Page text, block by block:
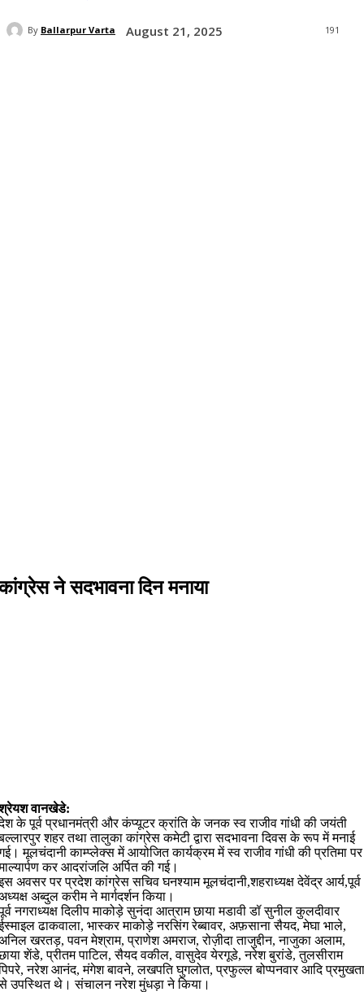
By Ballarpur Varta August 21, 2025 191
ने सदभावना दिन मनाया
वानखेडे:
के पूर्व प्रधानमंत्री और कंप्यूटर क्रांति के जनक स्व राजीव गांधी की जयंती
शहर तथा तालुका कांग्रेस कमेटी द्वारा सदभावना दिवस के रूप में मनाई
मूलचंदानी काम्प्लेक्स में आयोजित कार्यक्रम में स्व राजीव गांधी की प्रतिमा पर
कर आदरांजलि अर्पित की गई।
अवसर पर प्रदेश कांग्रेस सचिव घनश्याम मूलचंदानी,शहराध्यक्ष देवेंद्र आर्य,पूर्व
अब्दुल करीम ने मार्गदर्शन किया।
नगराध्यक्ष दिलीप माकोड़े सुनंदा आत्राम छाया मडावी डॉ सुनील कुलदीवार
ढाकवाला, भास्कर माकोड़े नरसिंग रेब्बावर, अफ़साना सैयद, मेघा भाले,
खरतड़, पवन मेश्राम, प्राणेश अमराज, रोज़ीदा ताजुद्दीन, नाजुका अलाम,
शेंडे, प्रीतम पाटिल, सैयद वकील, वासुदेव येरगूडे, नरेश बुरांडे, तुलसीराम
नरेश आनंद, मंगेश बावने, लखपति घुगलोत, प्रफुल्ल बोप्पनवार आदि प्रमुखता
उपस्थित थे। संचालन नरेश मुंधड़ा ने किया।